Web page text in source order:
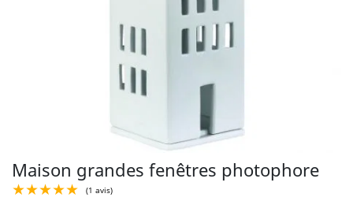
Maison grandes fenêtres photophore